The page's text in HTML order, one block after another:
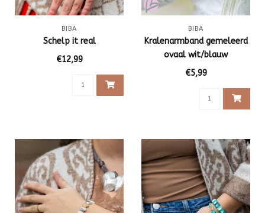
BIBA
Schelp it real
€12,99
BIBA
Kralenarmband gemeleerd
ovaal wit/blauw
€5,99